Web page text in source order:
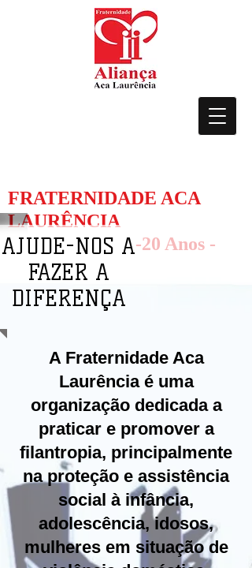
FRATERNIDADE ACA
LAURÊNCIA
-20 Anos -
AJUDE-NOS A
FAZER A
DIFERENÇA
A Fraternidade Aca
Laurência é uma
organização dedicada a
praticar e promover a
filantropia, principalmente
na proteção e assistência
social à infância,
adolescência, idosos,
mulheres em situação de